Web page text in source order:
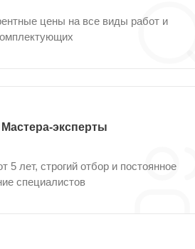
цены на все виды работ и
Мастера-эксперты
5 лет, строгий отбор и постоянное
специалистов